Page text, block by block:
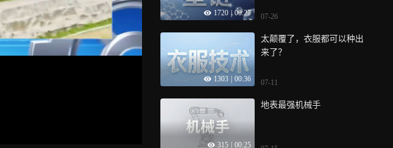
1720 | 00:27 07-26
1303 00:36
太颠覆了，衣服都可以种出
来了？
07-11
315 00:25
地表最强机械手